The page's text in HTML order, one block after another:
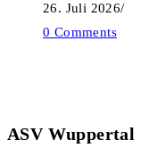
26. Juli 2026/
0 Comments
ASV Wuppertal